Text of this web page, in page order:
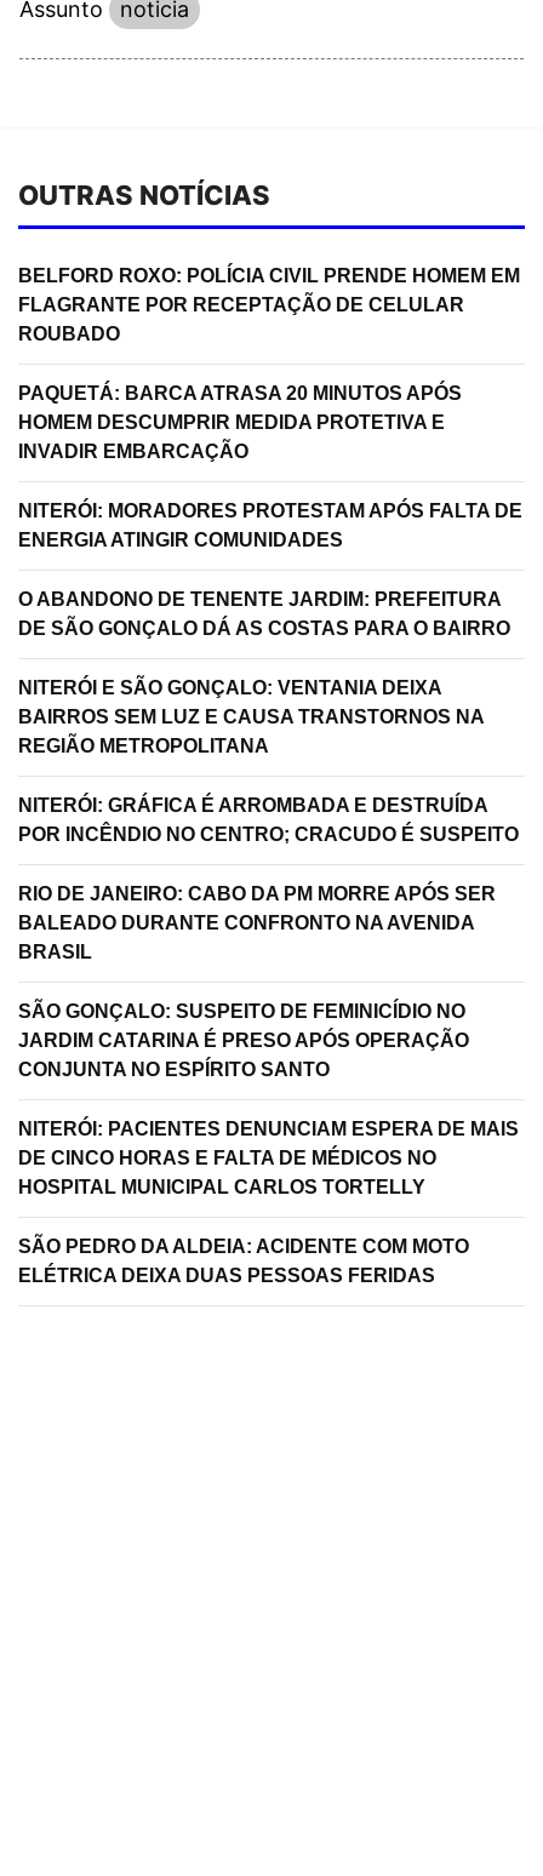
Assunto noticia
OUTRAS NOTÍCIAS
BELFORD ROXO: POLÍCIA CIVIL PRENDE HOMEM EM
FLAGRANTE POR RECEPTAÇÃO DE CELULAR
ROUBADO
PAQUETÁ: BARCA ATRASA 20 MINUTOS APÓS
HOMEM DESCUMPRIR MEDIDA PROTETIVA E
INVADIR EMBARCAÇÃO
NITERÓI: MORADORES PROTESTAM APÓS FALTA DE
ENERGIA ATINGIR COMUNIDADES
O ABANDONO DE TENENTE JARDIM: PREFEITURA
DE SÃO GONÇALO DÁ AS COSTAS PARA O BAIRRO
NITERÓI E SÃO GONÇALO: VENTANIA DEIXA
BAIRROS SEM LUZ E CAUSA TRANSTORNOS NA
REGIÃO METROPOLITANA
NITERÓI: GRÁFICA É ARROMBADA E DESTRUÍDA
POR INCÊNDIO NO CENTRO; CRACUDO É SUSPEITO
RIO DE JANEIRO: CABO DA PM MORRE APÓS SER
BALEADO DURANTE CONFRONTO NA AVENIDA
BRASIL
SÃO GONÇALO: SUSPEITO DE FEMINICÍDIO NO
JARDIM CATARINA É PRESO APÓS OPERAÇÃO
CONJUNTA NO ESPÍRITO SANTO
NITERÓI: PACIENTES DENUNCIAM ESPERA DE MAIS
DE CINCO HORAS E FALTA DE MÉDICOS NO
HOSPITAL MUNICIPAL CARLOS TORTELLY
SÃO PEDRO DA ALDEIA: ACIDENTE COM MOTO
ELÉTRICA DEIXA DUAS PESSOAS FERIDAS